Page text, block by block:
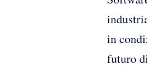
in
futuro